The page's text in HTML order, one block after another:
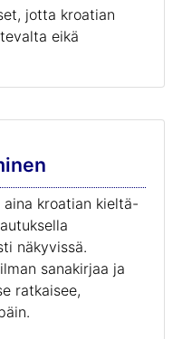
jotta kroatian
eikä
aina kroatian kieltä-
näkyvissä.
sanakirjaa ja
ratkaisee,